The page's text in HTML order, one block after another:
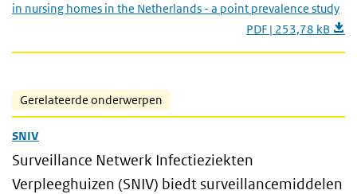
in nursing homes in the Netherlands - a point prevalence study
PDF | 253,78 kB
Gerelateerde onderwerpen
SNIV
Surveillance Netwerk Infectieziekten
Verpleeghuizen (SNIV) biedt surveillancemiddelen